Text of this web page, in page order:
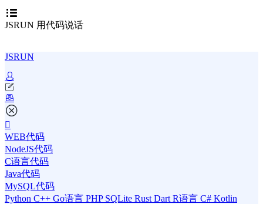
JSRUN 用代码说话
JSRUN
WEB代码
NodeJS代码
C语言代码
Java代码
MySQL代码
Python C++ Go语言 PHP SQLite Rust Dart R语言 C# Kotlin